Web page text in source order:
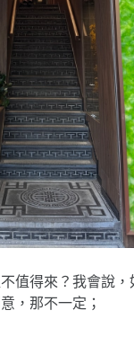
值得來？我會說，
， 那不一定；